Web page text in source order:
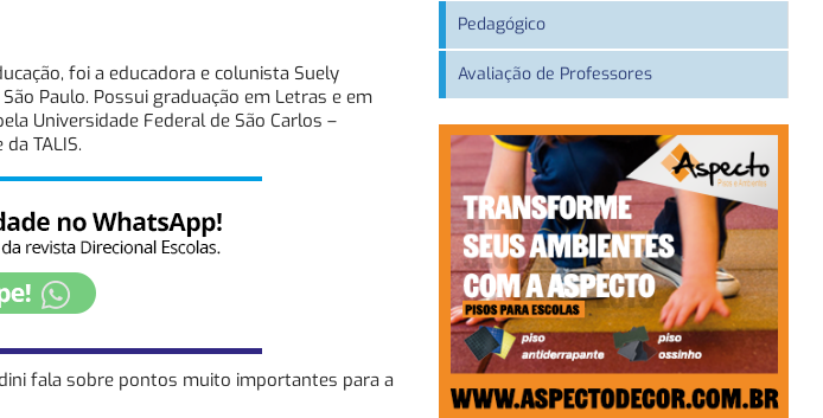
foi a educadora e colunista Suely
Paulo. Possui graduação em Letras e em
Universidade Federal de São Carlos –
TALIS.
fala sobre pontos muito importantes para a
Pedagógico
Avaliação de Professores